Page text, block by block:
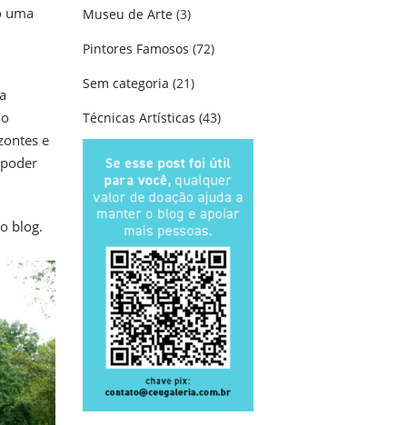
uma
e
blog.
Museu de Arte (3)
Pintores Famosos (72)
Sem categoria (21)
Técnicas Artísticas (43)